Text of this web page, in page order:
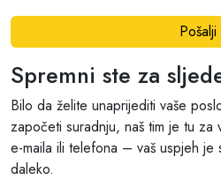
Pošalji
Spremni ste za
Bilo da želite unaprijediti vaše
započeti suradnju, naš tim je tu za
e-maila ili telefona – vaš uspjeh je
daleko.